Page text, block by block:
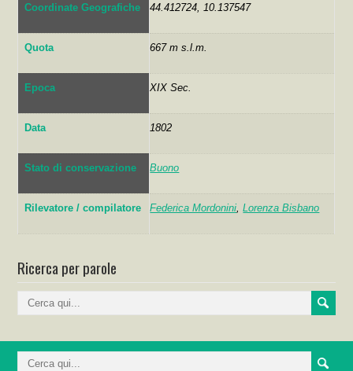
Coordinate Geografiche 44.412724, 10.137547
Quota 667 m s.l.m.
Epoca XIX Sec.
Data 1802
Stato di conservazione Buono
Rilevatore / compilatore Federica Mordonini,Lorenza Bisbano
Ricerca per parole